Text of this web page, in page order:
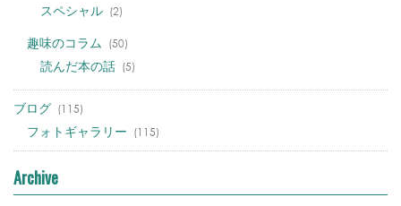
スペシャル (2)
趣味のコラム (50)
読んだ本の話 (5)
ブログ (115)
フォトギャラリー (115)
Archive